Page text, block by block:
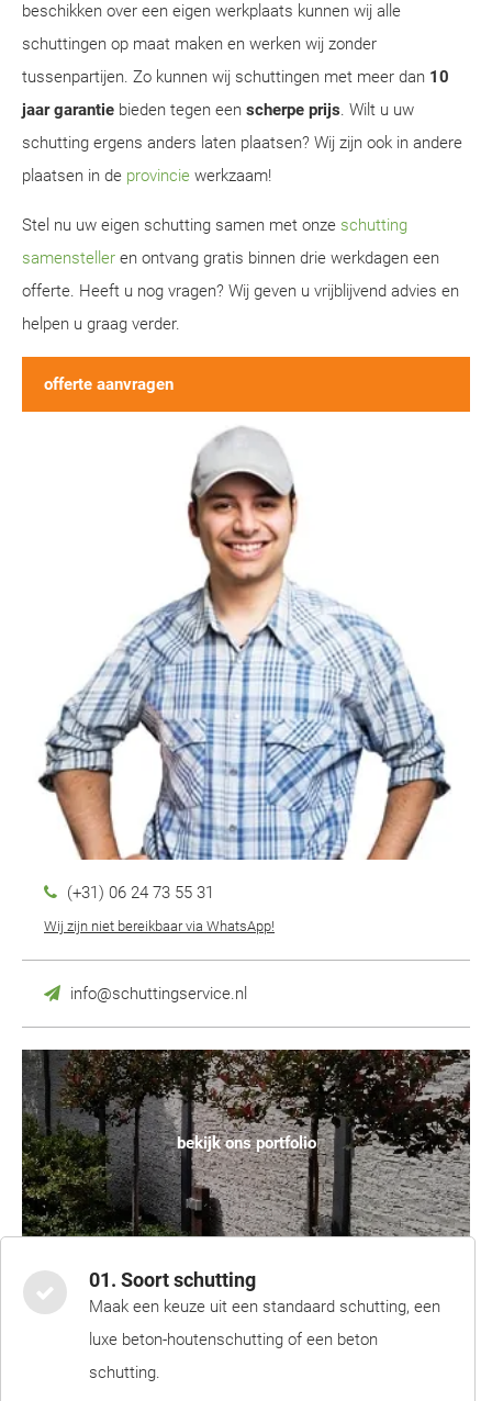
beschikken over een eigen werkplaats kunnen wij alle
schuttingen op maat maken en werken wij zonder
tussenpartijen. Zo kunnen wij schuttingen met meer dan 10
jaar garantie bieden tegen een scherpe prijs. Wilt u uw
schutting ergens anders laten plaatsen? Wij zijn ook in andere
plaatsen in de provincie werkzaam!
Stel nu uw eigen schutting samen met onze schutting
samensteller en ontvang gratis binnen drie werkdagen een
offerte. Heeft u nog vragen? Wij geven u vrijblijvend advies en
helpen u graag verder.
offerte aanvragen
(+31) 06 24 73 55 31
Wij zijn niet bereikbaar via WhatsApp!
info@schuttingservice.nl
bekijk ons portfolio
01. Soort schutting
Maak een keuze uit een standaard schutting, een
luxe beton-houtenschutting of een beton
schutting.